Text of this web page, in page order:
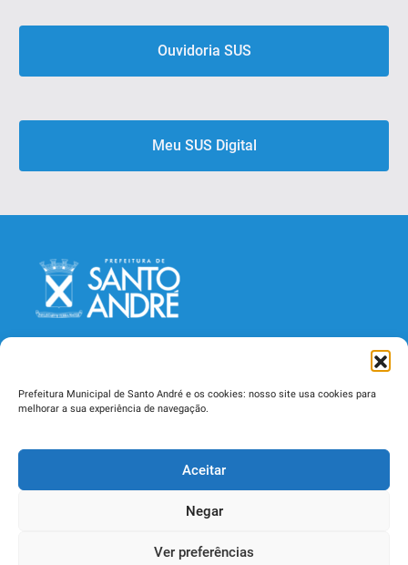
Prefeitura Municipal de Santo André e os cookies: nosso site usa cookies para
melhorar a sua experiência de navegação.
Aceitar
Negar
Ver preferências
Ouvidoria SUS
Meu SUS Digital
Secretaria Municipal de Saúde
Rua Catequese, 242, Jardim - CEP 09090-400
Santo André - SP - Telefone (11) 4433-3000